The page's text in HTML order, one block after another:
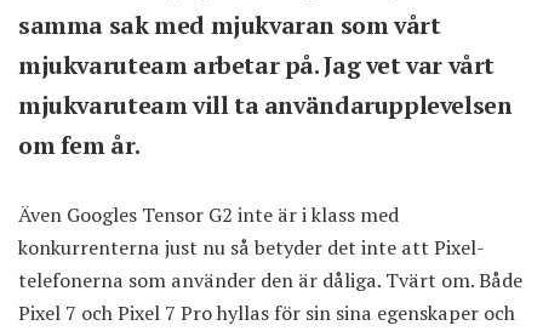
samma sak med mjukvaran som vårt
mjukvaruteam arbetar på. Jag vet var vårt
mjukvaruteam vill ta användarupplevelsen
om fem år.
Även Googles Tensor G2 inte är i klass med
konkurrenterna just nu så betyder det inte att Pixel-
telefonerna som använder den är dåliga. Tvärt om. Både
Pixel 7 och Pixel 7 Pro hyllas för sin sina egenskaper och